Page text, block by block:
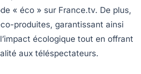
« éco » sur France.tv. De plus,
produites, garantissant ainsi
écologique tout en offrant
aux téléspectateurs.